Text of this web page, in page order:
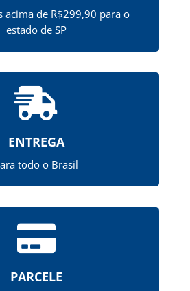
acima de R$299,90 para o
estado de SP

ENTREGA
todo o Brasil

PARCELE